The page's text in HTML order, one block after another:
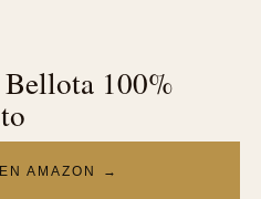
100%
AMAZON →